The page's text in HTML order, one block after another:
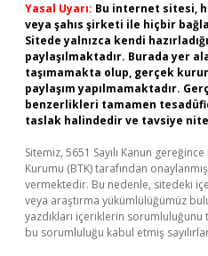
Yasal Uyarı: Bu internet sitesi,
veya şahıs şirketi ile hiçbir
Sitede yalnızca kendi
paylaşılmaktadır. Burada yer
taşımamakta olup, gerçek
paylaşım yapılmamaktadır.
benzerlikleri tamamen
taslak halindedir ve tavsiye
Sitemiz, 5651 Sayılı Kanun
Kurumu (BTK) tarafından
vermektedir. Bu nedenle, sitedeki
veya araştırma yükümlülüğümüz
yazdıkları içeriklerin
bu sorumluluğu kabul etmiş